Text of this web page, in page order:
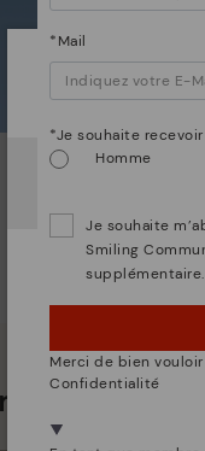
bien
Il semble que
OUPS... JE
NON, JE
*Mail
*Je souhaite
Homme
Je souhaite
Smiling
Merci de bien
Confidentialité